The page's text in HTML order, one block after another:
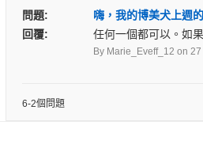
問題:
嗨，我的博美犬上週
回覆:
任何一個都可以。如
By Marie_Eveff_12 on 27
6-2個問題